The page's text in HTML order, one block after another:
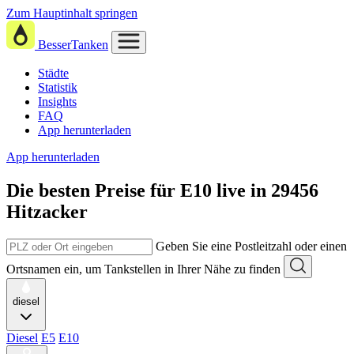
Zum Hauptinhalt springen
BesserTanken
Städte
Statistik
Insights
FAQ
App herunterladen
App herunterladen
Die besten Preise für E10 live in 29456
Hitzacker
Geben Sie eine Postleitzahl oder einen
Ortsnamen ein, um Tankstellen in Ihrer Nähe zu finden
diesel
Diesel E5 E10